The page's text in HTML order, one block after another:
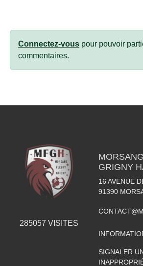
Connectez-vous pour pouvoir
commentaires.
285057 VISITES
GRIGNY
16 AVENUE
91390
SIGNALER